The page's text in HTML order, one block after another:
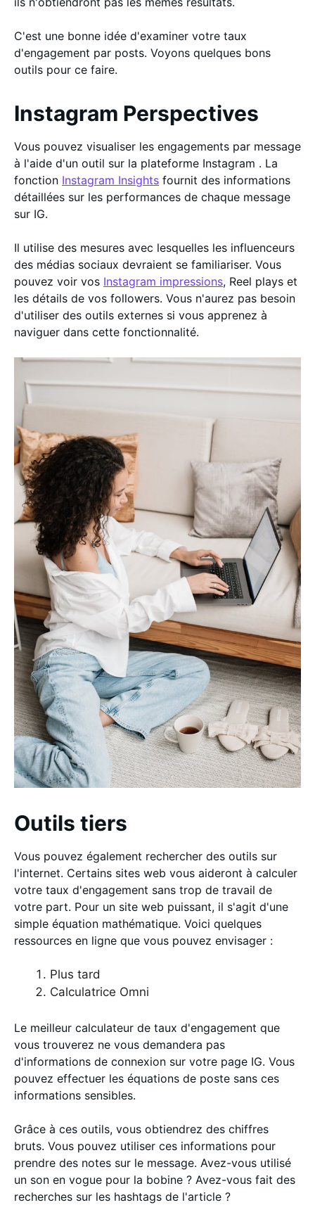
C'est une bonne idée d'examiner votre taux
d'engagement par posts. Voyons quelques bons
outils pour ce faire.
Instagram Perspectives
Vous pouvez visualiser les engagements par message
à l'aide d'un outil sur la plateforme Instagram . La
fonction Instagram Insights fournit des informations
détaillées sur les performances de chaque message
sur IG.
Il utilise des mesures avec lesquelles les influenceurs
des médias sociaux devraient se familiariser. Vous
pouvez voir vos Instagram impressions, Reel plays et
les détails de vos followers. Vous n'aurez pas besoin
d'utiliser des outils externes si vous apprenez à
naviguer dans cette fonctionnalité.
Outils tiers
Vous pouvez également rechercher des outils sur
l'internet. Certains sites web vous aideront à calculer
votre taux d'engagement sans trop de travail de
votre part. Pour un site web puissant, il s'agit d'une
simple équation mathématique. Voici quelques
ressources en ligne que vous pouvez envisager :
Plus tard
Calculatrice Omni
Le meilleur calculateur de taux d'engagement que
vous trouverez ne vous demandera pas
d'informations de connexion sur votre page IG. Vous
pouvez effectuer les équations de poste sans ces
informations sensibles.
Grâce à ces outils, vous obtiendrez des chiffres
bruts. Vous pouvez utiliser ces informations pour
prendre des notes sur le message. Avez-vous utilisé
un son en vogue pour la bobine ? Avez-vous fait des
recherches sur les hashtags de l'article ?